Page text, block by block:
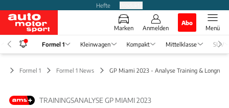
Hefte
Marken Anmelden
Abo
Menü
Formel 1 Kleinwagen Kompakt Mittelklasse SUV
Formel 1 Formel 1 News GP Miami 2023 - Analyse Training & Longrun-
TRAININGSANALYSE GP MIAMI 2023